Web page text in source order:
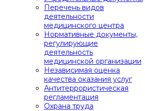
Перечень видов
деятельности
медицинского центра
Нормативные документы,
регулирующие
деятельность
медицинской организации
Независимая оценка
качества оказания услуг
Антитеррористическая
регламентация
Охрана труда